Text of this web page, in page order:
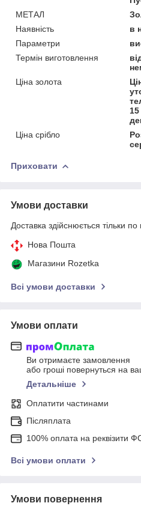
МЕТАЛ
Наявність
в
Параметри
Термін виготовлення
Ціна золота
Ціна срібло
Приховати
Умови доставки
Доставка здійснюється тільки по
Нова Пошта
Магазини Rozetka
Всі умови доставки
Умови оплати
Ви отримаєте замовлення
або гроші повернуться на
Детальніше
Оплатити частинами
Післяплата
100% оплата на реквізити
Всі умови оплати
Умови повернення